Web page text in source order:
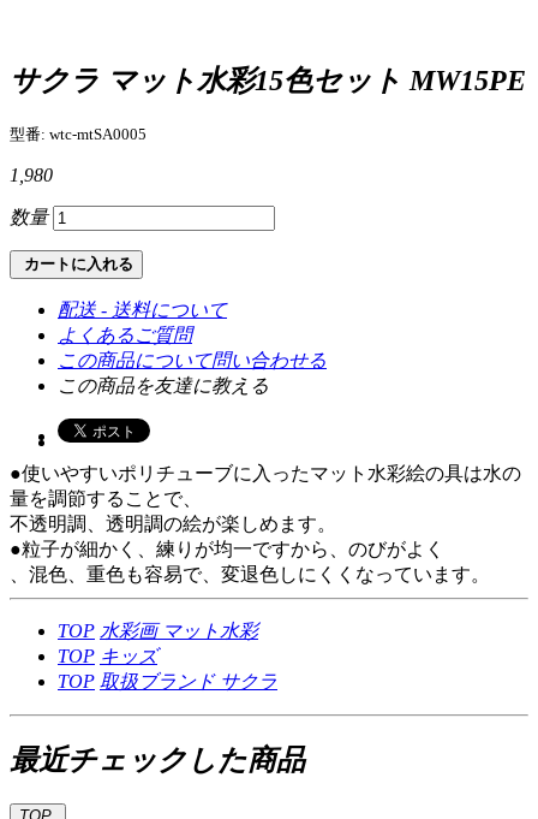
サクラ マット水彩15色セット MW15PE
型番: wtc-mtSA0005
1,980
数量
カートに入れる
配送 - 送料について
よくあるご質問
この商品について問い合わせる
この商品を友達に教える
●使いやすいポリチューブに入ったマット水彩絵の具は水の
量を調節することで、
不透明調、透明調の絵が楽しめます。
●粒子が細かく、練りが均一ですから、のびがよく
、混色、重色も容易で、変退色しにくくなっています。
TOP 水彩画 マット水彩
TOP キッズ
TOP 取扱ブランド サクラ
最近チェックした商品